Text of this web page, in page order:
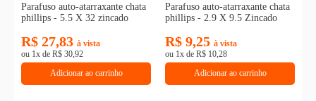
Adicionar ao carrinho
Parafuso auto-atarraxante chata
phillips - 5.5 X 32 zincado
R$ 27,83 à vista
ou 1x de R$ 30,92
Adicionar ao carrinho
Parafuso auto-atarraxante chata
phillips - 2.9 X 9.5 Zincado
R$ 9,25 à vista
ou 1x de R$ 10,28